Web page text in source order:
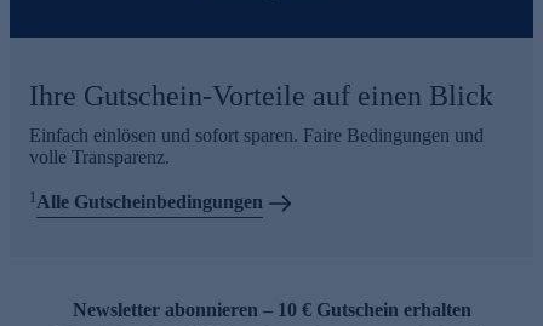
Ihre Gutschein-Vorteile auf einen Blick
Einfach einlösen und sofort sparen. Faire Bedingungen und
volle Transparenz.
1Alle Gutscheinbedingungen
Newsletter abonnieren – 10 € Gutschein erhalten